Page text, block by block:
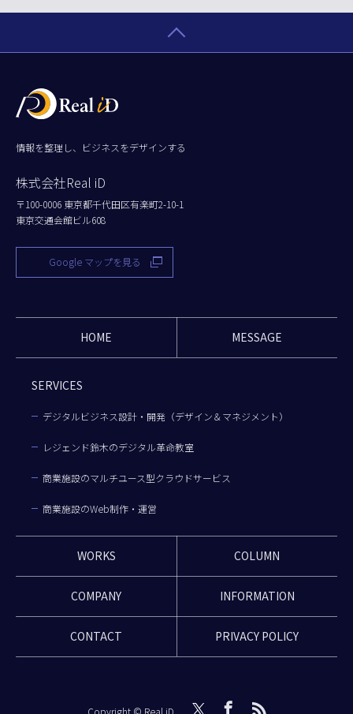
情報を整理し、ビジネスをデザインする
株式会社Real iD
〒100-0006 東京都千代田区有楽町2-10-1
東京交通会館ビル608
Google マップを見る
HOME MESSAGE
SERVICES
デジタルビジネス設計・開発（デザイン＆マネジメント）
レジェンド鈴木のデジタル革命教室
商業施設のマルチユース型クラウドサービス
商業施設のWeb制作・運営
WORKS COLUMN
COMPANY INFORMATION
CONTACT PRIVACY POLICY
Copyright © Real iD